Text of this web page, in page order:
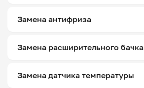
Замена антифриза
Замена расширительного бачка
Замена датчика температуры